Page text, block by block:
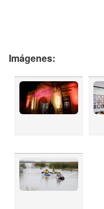
Imágenes: